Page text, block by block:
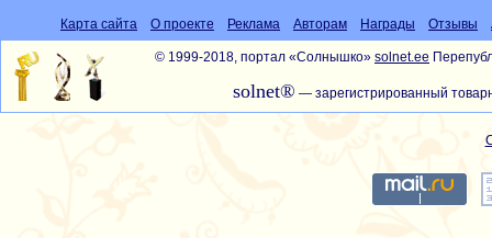
Карта сайта О проекте Реклама Авторам Награды Отзывы
© 1999-2018, портал «Солнышко» solnet.ee
solnet® — зарегистрированный